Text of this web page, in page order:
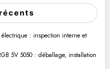
: inspection interne et
5V 5050 : déballage, installation